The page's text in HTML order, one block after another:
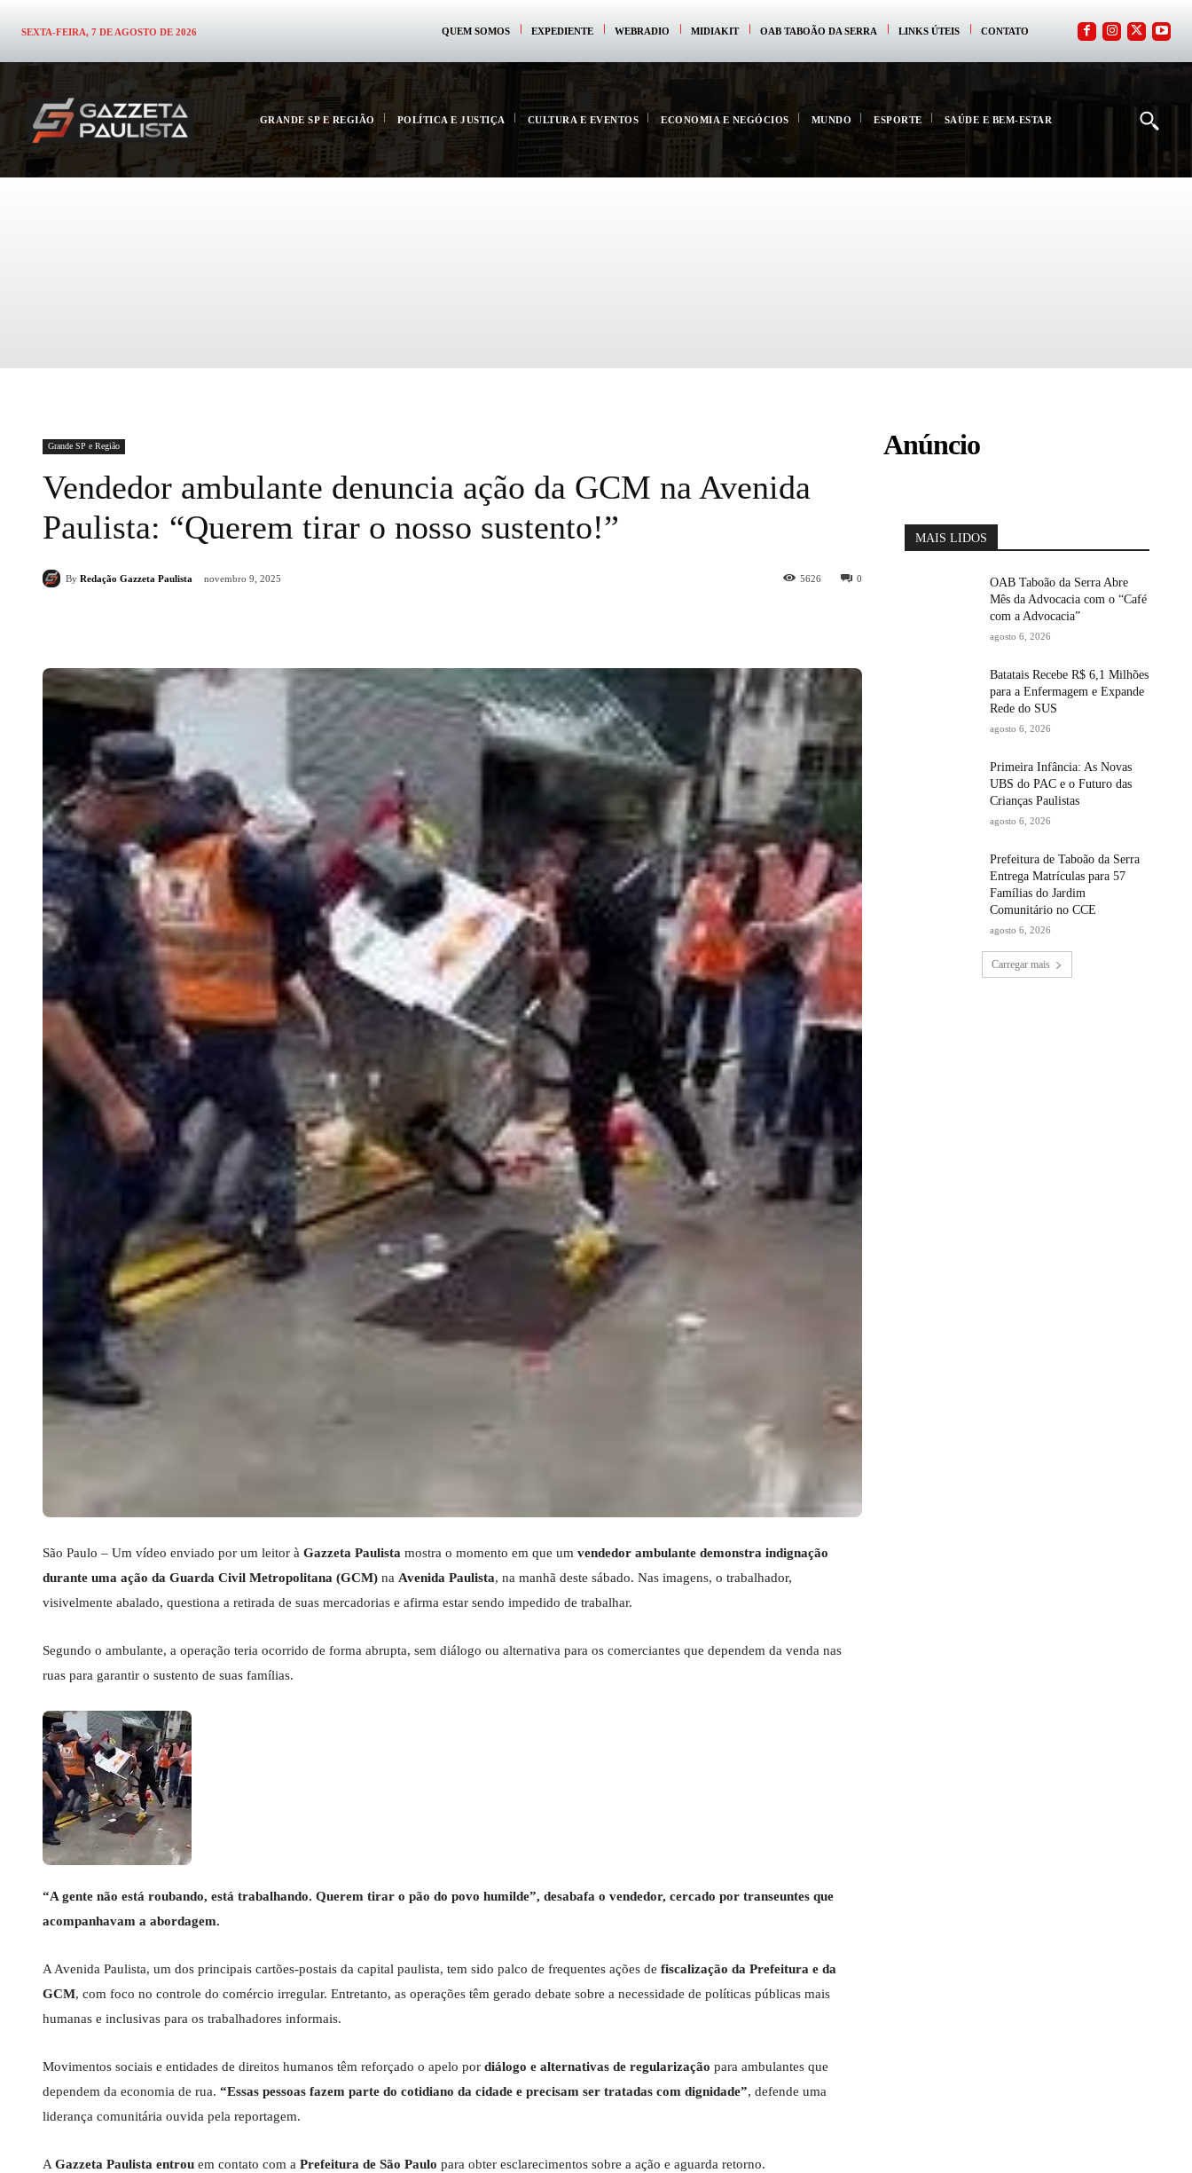
SEXTA-FEIRA, 7 DE AGOSTO DE 2026 QUEM SOMOS EXPEDIENTE WEBRADIO MIDIAKIT OAB TABOÃO DA SERRA LINKS ÚTEIS CONTATO
GRANDE SP E REGIÃO POLÍTICA E JUSTIÇA CULTURA E EVENTOS ECONOMIA E NEGÓCIOS MUNDO ESPORTE SAÚDE E BEM-ESTAR
Grande SP e Região
Vendedor ambulante denuncia ação da GCM na Avenida
Paulista: “Querem tirar o nosso sustento!”
By Redação Gazzeta Paulista novembro 9, 2025 0
5626
São Paulo – Um vídeo enviado por um leitor à Gazzeta Paulista mostra o momento em que um vendedor ambulante demonstra indignação
durante uma ação da Guarda Civil Metropolitana (GCM) na Avenida Paulista, na manhã deste sábado. Nas imagens, o trabalhador,
visivelmente abalado, questiona a retirada de suas mercadorias e afirma estar sendo impedido de trabalhar.
Segundo o ambulante, a operação teria ocorrido de forma abrupta, sem diálogo ou alternativa para os comerciantes que dependem da venda nas
ruas para garantir o sustento de suas famílias.
“A gente não está roubando, está trabalhando. Querem tirar o pão do povo humilde”, desabafa o vendedor, cercado por transeuntes que
acompanhavam a abordagem.
A Avenida Paulista, um dos principais cartões-postais da capital paulista, tem sido palco de frequentes ações de fiscalização da Prefeitura e da
GCM, com foco no controle do comércio irregular. Entretanto, as operações têm gerado debate sobre a necessidade de políticas públicas mais
humanas e inclusivas para os trabalhadores informais.
Movimentos sociais e entidades de direitos humanos têm reforçado o apelo por diálogo e alternativas de regularização para ambulantes que
dependem da economia de rua. “Essas pessoas fazem parte do cotidiano da cidade e precisam ser tratadas com dignidade”, defende uma
liderança comunitária ouvida pela reportagem.
AGazzeta Paulista entrou em contato com a Prefeitura de São Paulo para obter esclarecimentos sobre a ação e aguarda retorno.
Anúncio
MAIS LIDOS
OAB Taboão da Serra Abre
Mês da Advocacia com o “Café
com a Advocacia”
agosto 6, 2026
Batatais Recebe R$ 6,1 Milhões
para a Enfermagem e Expande
Rede do SUS
agosto 6, 2026
Primeira Infância: As Novas
UBS do PAC e o Futuro das
Crianças Paulistas
agosto 6, 2026
Prefeitura de Taboão da Serra
Entrega Matrículas para 57
Famílias do Jardim
Comunitário no CCE
agosto 6, 2026
Carregar mais